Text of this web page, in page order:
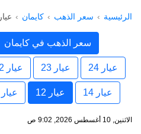
الرئيسية سعر الذهب كايمان عيار 12
سعر الذهب في كايمان
عيار 24 عيار 23 عيار 22
عيار 14 عيار 12 عيار 10
الاثنين, 10 أغسطس 2026, 9:02 ص